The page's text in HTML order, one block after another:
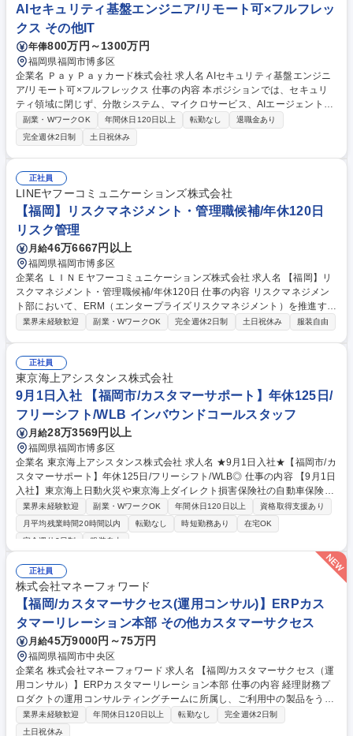
AIセキュリティ基盤エンジニア/リモート可×フルフレッ
クス その他IT
年俸800万円～1300万円
福岡県福岡市博多区
企業名 ＰａｙＰａｙカード株式会社 求人名 AIセキュリティ基盤エンジニ
ア/リモート可×フルフレックス 仕事の内容 本ポジションでは、セキュリ
ティ領域に閉じず、分散システム、マイクロサービス、AIエージェント基
盤などのエンジニアリングスキルを活かしながら、セキュリティ運用の変
革をリードできる方を募集しています。 PayPayカードでは、サービス拡
大とシステム複雑化に伴い、セキュリティ運用の高度化・自動化が急務と
なっています。その中で、AIエージェントやクラウドネイティブ技術を活
用し、脅威検知・分析・防御改善を継続的に実行できる次世代セキュリテ
ィ基盤の構築を進めています。AIエージェントを活用したセキュリティ自
動化基盤の設計・開発をリードしていただきます。※詳細は備考欄に記載
募集職種 AIセキュリティ基盤エンジニア/リモート可×フルフレックス
副業・WワークOK 年間休日120日以上 転勤なし
退職金あり
完全週休2日制
土日祝休み
正社員
LINEヤフーコミュニケーションズ株式会社
【福岡】リスクマネジメント・管理職候補/年休120日
リスク管理
月給46万6667円以上
福岡県福岡市博多区
企業名 ＬＩＮＥヤフーコミュニケーションズ株式会社 求人名 【福岡】リ
スクマネジメント・管理職候補/年休120日 仕事の内容 リスクマネジメン
ト部において、ERM（エンタープライズリスクマネジメント）を推進する
ための組織運営および戦略推進を担っていただきます。 ＜具体的な業務内
よびKPI設計、PDCA運用の定着・リスクマネジメント委員会の運営およ
び経営陣へのレポーティング、意思決定支援・BCM（事業継続マネジメン
ト）およびBCP（事業継続計画）の策定・改善推進・サプライチェーンリ
スク管理（仕入先・委託先の評価・統制） 募集職種 【福岡】リスクマネ
ジメント・管理職候補/年休120日
業界未経験歓迎 副業・WワークOK 完全週休2日制 土日祝休み 服装自由
正社員
東京海上アシスタンス株式会社
9月1日入社 【福岡市/カスタマーサポート】年休125日/
フリーシフト/WLB インバウンドコールスタッフ
月給28万3569円以上
福岡県福岡市博多区
企業名 東京海上アシスタンス株式会社 求人名 ★9月1日入社★【福岡市/カ
スタマーサポート】年休125日/フリーシフト/WLB◎ 仕事の内容 【9月1日
入社】東京海上日動火災や東京海上ダイレクト損害保険社の自動車保険に
加入されているお客様への、ロードサービスアシスタンス業務をお任せし
ます。未経験歓迎！お客様の力になりたい方ご応募ください。 ■自動車の
故障や事故に遭われたお客様からお電話を受け、サービスの手配に必要な
ビスを手配する。レッカーの手配からレンタカー・タクシーの手配など多
岐に渡ります。 ※9月1日入社以降ご希望の場合はそちらでも可能です。
募集職種 ★9月1日入社★【福岡市/カスタマーサポート】年休125日/フリ
ーシフト/WLB◎
業界未経験歓迎 副業・WワークOK 年間休日120日以上
資格取得支援あり
月平均残業時間20時間以内
転勤なし 時短勤務あり
在宅OK
完全週休2日制
服装自由
正社員
株式会社マネーフォワード
【福岡/カスタマーサクセス(運用コンサル)】ERPカス
タマーリレーション本部 その他カスタマーサクセス
月給45万9000円～75万円
福岡県福岡市中央区
企業名 株式会社マネーフォワード 求人名 【福岡/カスタマーサクセス（運
用コンサル）】ERPカスタマーリレーション本部 仕事の内容 経理財務プ
ロダクトの運用コンサルティングチームに所属し、ご利用中の製品をうま
く運用できていない顧客や継続利用を迷っている顧客、業務効率化を検討
している顧客などに対して運用支援を行っていただきます。 【顧客支援事
業界未経験歓迎 年間休日120日以上 転勤なし
完全週休2日制
土日祝休み